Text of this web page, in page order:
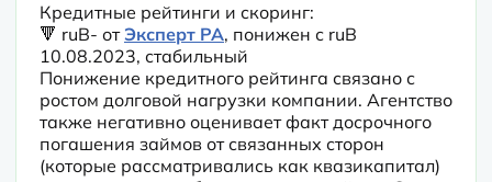
Кредитные рейтинги и скоринг:
🔻 ruB- от Эксперт РА, понижен с ruB
10.08.2023, стабильный
Понижение кредитного рейтинга связано с
ростом долговой нагрузки компании. Агентство
также негативно оценивает факт досрочного
погашения займов от связанных сторон
(которые рассматривались как квазикапитал)